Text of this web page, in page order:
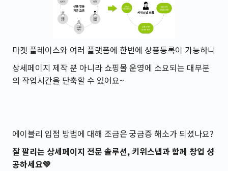
마켓 플레이스와 여러 플랫폼에 한번에 상품등록이 가능하니
상세페이지 제작 뿐 아니라 쇼핑몰 운영에 소요되는 대부분
의 작업시간을 단축할 수 있어요~
에이블리 입점 방법에 대해 조금은 궁금증 해소가 되셨나요?
잘 팔리는 상세페이지 전문 솔루션, 키위스냅과 함께 창업 성
공하세요💚